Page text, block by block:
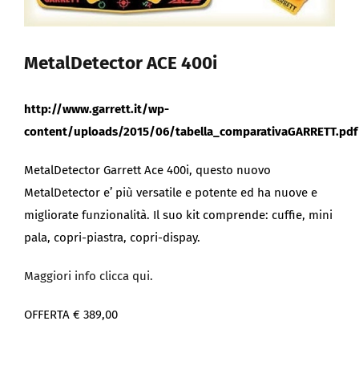
MetalDetector ACE 400i
http://www.garrett.it/wp-
content/uploads/2015/06/tabella_comparativaGARRETT.pdf
MetalDetector Garrett Ace 400i, questo nuovo
MetalDetector e’ più versatile e potente ed ha nuove e
migliorate funzionalità. Il suo kit comprende: cuffie, mini
pala, copri-piastra, copri-dispay.
Maggiori info clicca qui.
OFFERTA € 389,00